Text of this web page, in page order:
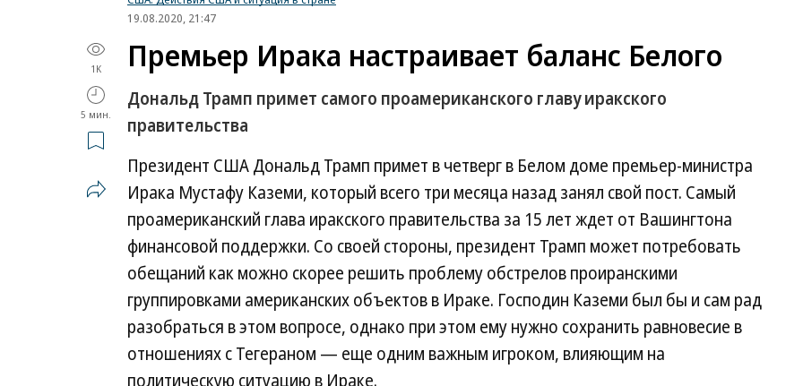
19.08.2020, 21:47
1K
5 мин.
Премьер Ирака настраивает баланс Белого
Дональд Трамп примет самого проамериканского главу иракского
правительства
Президент США Дональд Трамп примет в четверг в Белом доме премьер-министра
Ирака Мустафу Каземи, который всего три месяца назад занял свой пост. Самый
проамериканский глава иракского правительства за 15 лет ждет от Вашингтона
финансовой поддержки. Со своей стороны, президент Трамп может потребовать
обещаний как можно скорее решить проблему обстрелов проиранскими
группировками американских объектов в Ираке. Господин Каземи был бы и сам рад
разобраться в этом вопросе, однако при этом ему нужно сохранить равновесие в
отношениях с Тегераном — еще одним важным игроком, влияющим на
политическую ситуацию в Ираке.